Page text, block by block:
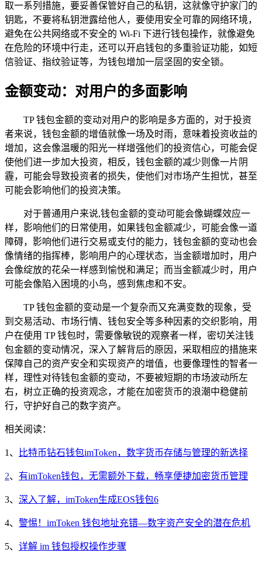
取一系列措施，要妥善保管好自己的私钥，这就像守护家门的
钥匙，不要将私钥泄露给他人，要使用安全可靠的网络环境，
避免在公共网络或不安全的 Wi-Fi 下进行钱包操作，就像避免
在危险的环境中行走，还可以开启钱包的多重验证功能，如短
信验证、指纹验证等，为钱包增加一层坚固的安全锁。
金额变动：对用户的多面影响
TP 钱包金额的变动对用户的影响是多方面的，对于投资
者来说，钱包金额的增值就像一场及时雨，意味着投资收益的
增加，这会像温暖的阳光一样增强他们的投资信心，可能会促
使他们进一步加大投资，相反，钱包金额的减少则像一片阴
霾，可能会导致投资者的损失，使他们对市场产生担忧，甚至
可能会影响他们的投资决策。
对于普通用户来说,钱包金额的变动可能会像蝴蝶效应一
样，影响他们的日常使用，如果钱包金额减少，可能会像一道
障碍，影响他们进行交易或支付的能力，钱包金额的变动也会
像情绪的指挥棒，影响用户的心理状态，当金额增加时，用户
会像绽放的花朵一样感到愉悦和满足；而当金额减少时，用户
可能会像陷入困境的小鸟，感到焦虑和不安。
TP 钱包金额的变动是一个复杂而又充满变数的现象，受
到交易活动、市场行情、钱包安全等多种因素的交织影响，用
户在使用 TP 钱包时，需要像敏锐的观察者一样，密切关注钱
包金额的变动情况，深入了解背后的原因，采取相应的措施来
保障自己的资产安全和实现资产的增值，也要像理性的智者一
样，理性对待钱包金额的变动，不要被短期的市场波动所左
右，树立正确的投资观念，才能在加密货币的浪潮中稳健前
行，守护好自己的数字资产。
相关阅读：
1、 比特币钻石钱包imToken，数字货币存储与管理的新选择
2、 有imToken钱包，无需额外下载，畅享便捷加密货币管理
3、 深入了解，imToken生成EOS钱包6
4、 警惕！imToken 钱包地址充错—数字资产安全的潜在危机
5、 详解 im 钱包授权操作步骤